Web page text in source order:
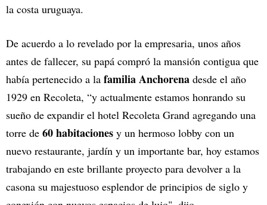
la costa uruguaya.
De acuerdo a lo revelado por la empresaria, unos años
antes de fallecer, su papá compró la mansión contigua que
había pertenecido a la familia Anchorena desde el año
1929 en Recoleta, “y actualmente estamos honrando su
sueño de expandir el hotel Recoleta Grand agregando una
torre de 60 habitaciones y un hermoso lobby con un
nuevo restaurante, jardín y un importante bar, hoy estamos
trabajando en este brillante proyecto para devolver a la
casona su majestuoso esplendor de principios de siglo y